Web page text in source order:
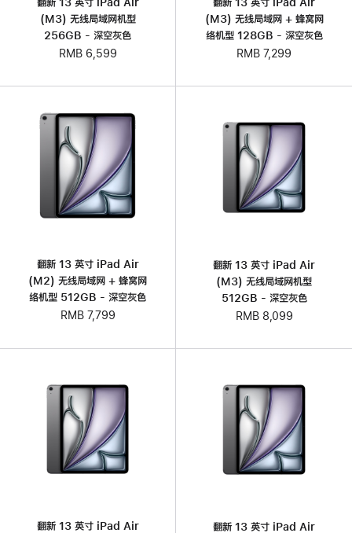
翻新 13 英寸 iPad Air
(M3) 无线局域网机型
256GB - 深空灰色
RMB 6,599
翻新 13 英寸 iPad Air
(M3) 无线局域网 + 蜂窝网
络机型 128GB - 深空灰色
RMB 7,299
翻新 13 英寸 iPad Air
(M2) 无线局域网 + 蜂窝网
络机型 512GB - 深空灰色
RMB 7,799
翻新 13 英寸 iPad Air
(M3) 无线局域网机型
512GB - 深空灰色
RMB 8,099
翻新 13 英寸 iPad Air
翻新 13 英寸 iPad Air